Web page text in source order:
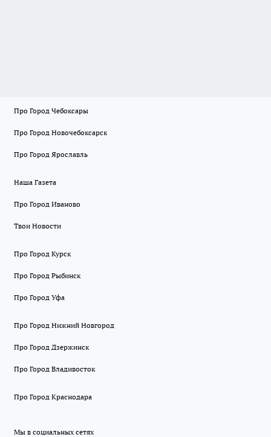
Про Город Чебоксары
Про Город Новочебоксарск
Про Город Ярославль
Наша Газета
Про Город Иваново
Твои Новости
Про Город Курск
Про Город Рыбинск
Про Город Уфа
Про Город Нижний Новгород
Про Город Дзержинск
Про Город Владивосток
Про Город Краснодара
Мы в социальных сетях